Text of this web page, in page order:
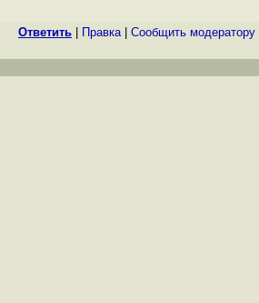
Ответить Правка| Cообщить модератору